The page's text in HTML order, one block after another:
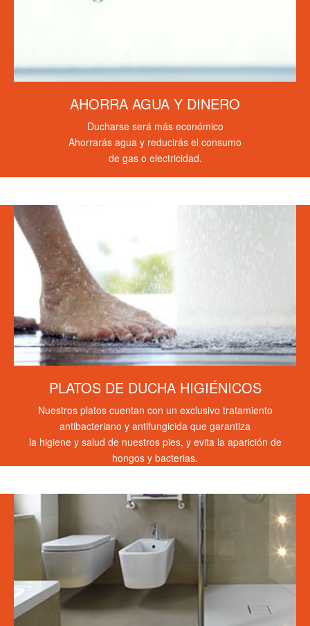
AHORRA AGUA Y DINERO
Ducharse será más económico
Ahorrarás agua y reducirás el consumo
de gas o electricidad.
PLATOS DE DUCHA HIGIÉNICOS
Nuestros platos cuentan con un exclusivo tratamiento
antibacteriano y antifungicida que garantiza
la higiene y salud de nuestros pies, y evita la aparición de
hongos y bacterias.